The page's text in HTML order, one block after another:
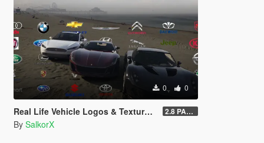
0 0
Real Life Vehicle Logos & Textures Pack - GTA V Enhanced 2.8 PART 1
By SalkorX